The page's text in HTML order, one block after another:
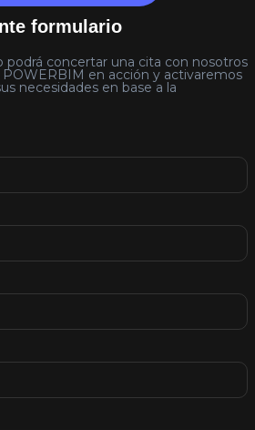
formulario
podrá concertar una cita con nosotros
en acción y activaremos
necesidades en base a la